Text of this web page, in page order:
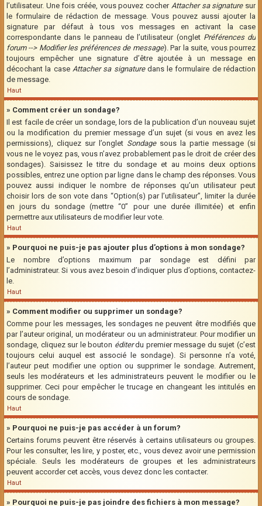
l’utilisateur. Une fois créée, vous pouvez cocher Attacher sa signaturesur
le formulaire de rédaction de message. Vous pouvez aussi ajouter la
signature par défaut à tous vos messages en activant la case
correspondante dans le panneau de l’utilisateur (onglet Préférences du
forum --> Modifier les préférences de message). Par la suite, vous pourrez
toujours empêcher une signature d’être ajoutée à un message en
décochant la case Attacher sa signaturedans le formulaire de rédaction
de message.
Haut
» Comment créer un sondage?
Il est facile de créer un sondage, lors de la publication d’un nouveau sujet
ou la modification du premier message d’un sujet (si vous en avez les
permissions), cliquez sur l’onglet Sondagesous la partie message (si
vous ne le voyez pas, vous n’avez probablement pas le droit de créer des
sondages). Saisissez le titre du sondage et au moins deux options
possibles, entrez une option par ligne dans le champ des réponses. Vous
pouvez aussi indiquer le nombre de réponses qu’un utilisateur peut
choisir lors de son vote dans “Option(s) par l’utilisateur”, limiter la durée
en jours du sondage (mettre “0” pour une durée illimitée) et enfin
permettre aux utilisateurs de modifier leur vote.
Haut
» Pourquoi ne puis-je pas ajouter plus d’options à mon sondage?
Le nombre d’options maximum par sondage est défini par
l’administrateur. Si vous avez besoin d’indiquer plus d’options, contactez-
le.
Haut
» Comment modifier ou supprimer un sondage?
Comme pour les messages, les sondages ne peuvent être modifiés que
par l’auteur original, un modérateur ou un administrateur. Pour modifier un
sondage, cliquez sur le bouton éditerdu premier message du sujet (c’est
toujours celui auquel est associé le sondage). Si personne n’a voté,
l’auteur peut modifier une option ou supprimer le sondage. Autrement,
seuls les modérateurs et les administrateurs peuvent le modifier ou le
supprimer. Ceci pour empêcher le trucage en changeant les intitulés en
cours de sondage.
Haut
» Pourquoi ne puis-je pas accéder à un forum?
Certains forums peuvent être réservés à certains utilisateurs ou groupes.
Pour les consulter, les lire, y poster, etc., vous devez avoir une permission
spéciale. Seuls les modérateurs de groupes et les administrateurs
peuvent accorder cet accès, vous devez donc les contacter.
Haut
» Pourquoi ne puis-je pas joindre des fichiers à mon message?